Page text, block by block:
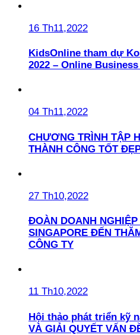
16 Th11,2022
KidsOnline tham dự
2022 – Online
04 Th11,2022
CHƯƠNG TRÌNH TẬP
THÀNH CÔNG TỐT
27 Th10,2022
ĐOÀN DOANH
SINGAPORE ĐẾN
CÔNG TY
11 Th10,2022
Hội thảo phát triển kỹ
VÀ GIẢI QUYẾT VẤN